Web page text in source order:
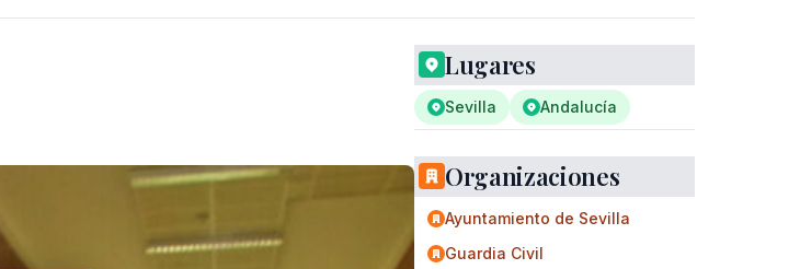
Lugares
Sevilla Andalucía
Organizaciones
Ayuntamiento de Sevilla
Guardia Civil